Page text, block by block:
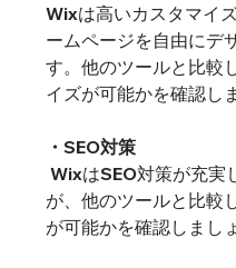
Wixは高いカスタマイ
ームページを自由にデ
す。他のツールと比較
イズが可能かを確認し
・SEO対策
が、他のツールと比較
が可能かを確認しまし